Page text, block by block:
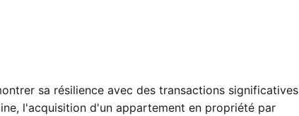
sa résilience avec des transactions significatives
l'acquisition d'un appartement en propriété par